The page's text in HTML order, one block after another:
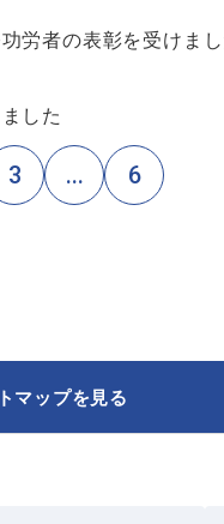
労者の表彰を受けまし
した
3 ... 6
マップを見る